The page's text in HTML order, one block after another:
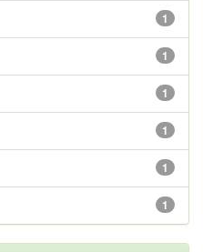
1
1
1
1
1
1